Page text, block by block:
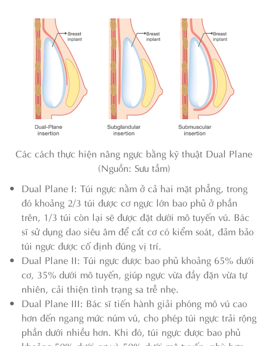
Các cách thực hiện nâng ngực bằng kỹ thuật Dual Plane
(Nguồn: Sưu tầm)
Dual Plane I: Túi ngực nằm ở cả hai mặt phẳng, trong
đó khoảng 2/3 túi được cơ ngực lớn bao phủ ở phần
trên, 1/3 túi còn lại sẽ được đặt dưới mô tuyến vú. Bác
sĩ sử dụng dao siêu âm để cắt cơ có kiểm soát, đảm bảo
túi ngực được cố định đúng vị trí.
Dual Plane II: Túi ngực được bao phủ khoảng 65% dưới
cơ, 35% dưới mô tuyến, giúp ngực vừa đầy đặn vừa tự
nhiên, cải thiện tình trạng sa trễ nhẹ.
Dual Plane III: Bác sĩ tiến hành giải phóng mô vú cao
hơn đến ngang mức núm vú, cho phép túi ngực trải rộng
phần dưới nhiều hơn. Khi đó, túi ngực được bao phủ